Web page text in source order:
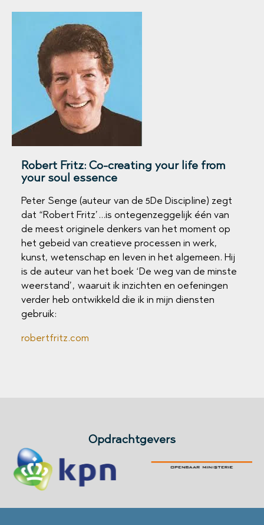
Robert Fritz: Co-creating your life from
your soul essence
Peter Senge (auteur van de 5De Discipline) zegt
dat “Robert Fritz’…is ontegenzeggelijk één van
de meest originele denkers van het moment op
het gebeid van creatieve processen in werk,
kunst, wetenschap en leven in het algemeen. Hij
is de auteur van het boek ‘De weg van de minste
weerstand’, waaruit ik inzichten en oefeningen
verder heb ontwikkeld die ik in mijn diensten
gebruik:
robertfritz.com
Opdrachtgevers